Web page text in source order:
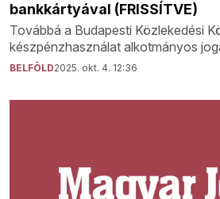
bankkártyával (FRISSÍTVE)
Továbbá a Budapesti Közlekedési
készpénzhasználat alkotmányos
BELFÖLD2025. okt. 4. 12:36